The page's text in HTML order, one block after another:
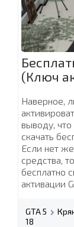
(Ключ
Наверное,
выводу, что
скачать
Если нет
средства,
бесплатно
активации
GTA 5
18